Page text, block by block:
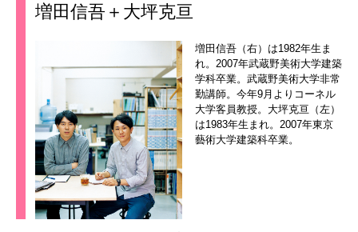
増田信吾＋大坪克亘
増田信吾（右）は1982年生ま
れ。2007年武蔵野美術大学建築
学科卒業。武蔵野美術大学非常
勤講師。今年9月よりコーネル
大学客員教授。大坪克亘（左）
は1983年生まれ。2007年東京
藝術大学建築科卒業。